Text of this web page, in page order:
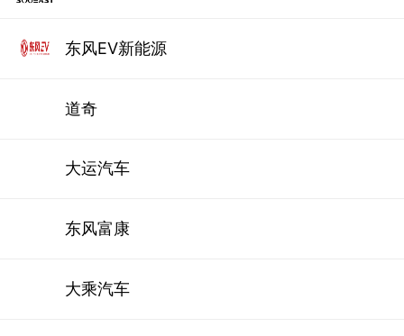
东风EV新能源
道奇
大运汽车
东风富康
大乘汽车